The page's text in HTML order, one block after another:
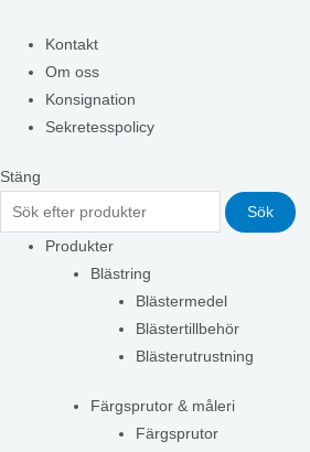
Kontakt
Om oss
Konsignation
Sekretesspolicy
Stäng
Sök
Produkter
Blästring
Blästermedel
Blästertillbehör
Blästerutrustning
Färgsprutor & måleri
Färgsprutor